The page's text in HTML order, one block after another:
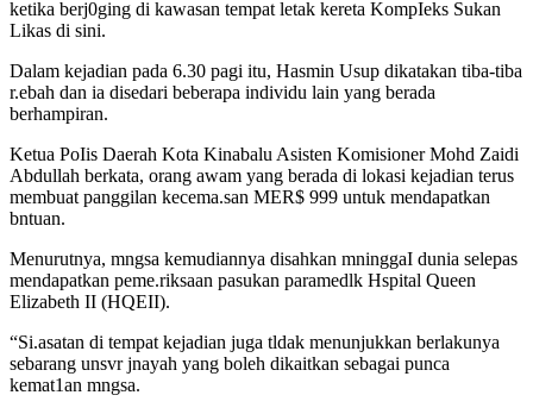
ketika berj0ging di kawasan tempat letak kereta KompIeks Sukan
Likas di sini.
Dalam kejadian pada 6.30 pagi itu, Hasmin Usup dikatakan tiba-tiba
r.ebah dan ia disedari beberapa individu lain yang berada
berhampiran.
Ketua PoIis Daerah Kota Kinabalu Asisten Komisioner Mohd Zaidi
Abdullah berkata, orang awam yang berada di lokasi kejadian terus
membuat panggilan kecema.san MER$ 999 untuk mendapatkan
bntuan.
Menurutnya, mngsa kemudiannya disahkan mninggaI dunia selepas
mendapatkan peme.riksaan pasukan paramedlk Hspital Queen
Elizabeth II (HQEII).
“Si.asatan di tempat kejadian juga tldak menunjukkan berlakunya
sebarang unsvr jnayah yang boleh dikaitkan sebagai punca
kemat1an mngsa.